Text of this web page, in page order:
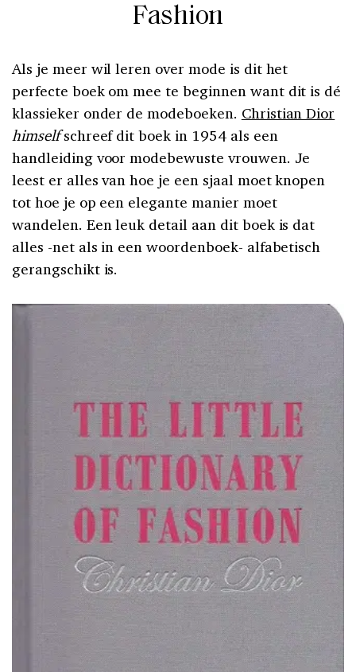
Fashion
Als je meer wil leren over mode is dit het
perfecte boek om mee te beginnen want dit is dé
klassieker onder de modeboeken. Christian Dior
himselfschreef dit boek in 1954 als een
handleiding voor modebewuste vrouwen. Je
leest er alles van hoe je een sjaal moet knopen
tot hoe je op een elegante manier moet
wandelen. Een leuk detail aan dit boek is dat
alles -net als in een woordenboek- alfabetisch
gerangschikt is.